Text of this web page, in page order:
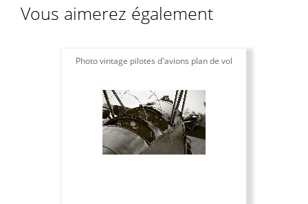
Vous aimerez également
Photo vintage pilotes d'avions plan de vol